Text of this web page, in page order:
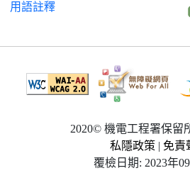
用語註釋
2020© 機電工程署保留
私隱政策 | 免責
覆檢日期: 2023年